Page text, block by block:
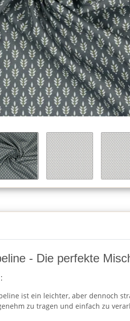
- Die perfekte
ist ein leichter, aber dennoch
zu tragen und einfach zu